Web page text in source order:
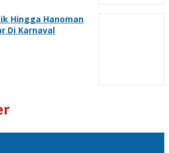
Hingga Hanoman
Di Karnaval